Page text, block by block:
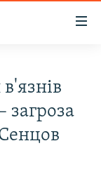
загроза